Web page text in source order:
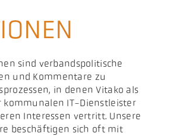
sind verbandspolitische
und Kommentare zu
in denen Vitako als
kommunalen IT-Dienstleister
Interessen vertritt. Unsere
beschäftigen sich oft mit